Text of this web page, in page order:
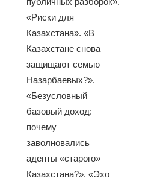
«Риски для
Казахстана». «В
Казахстане снова
защищают семью
Назарбаевых?».
«Безусловный
базовый доход:
почему
заволновались
адепты «старого»
Казахстана?». «Эхо